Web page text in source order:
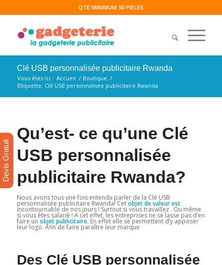
QTÉ MINIMUM 50 PIÈCES
Clé USB personnalisée publicitaire Rwanda
Vous êtes ici : Accueil / Boutique /
Etiquette: Clé USB personnalisée publicitaire Rwanda
Qu’est- ce qu’une Clé
USB personnalisée
publicitaire Rwanda?
Nous avons tous une fois entendu parler de la Clé USB
personnalisée publicitaire Rwanda! Cetobjet de valeur est
incontournable de nos jours ! Surtout si vous travaillez . Ou même
si vous êtes salarié ! A cet effet, les entreprises ne se lasse pas d’en
faire un objet publicitaire. En effet elle se permettent d’y apposer
leur logo. Afin de faire paraître leur marque
Des Clé USB personnalisée
Devis Gratuit